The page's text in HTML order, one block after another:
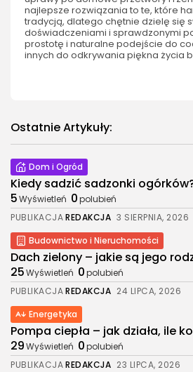
najlepsze rozwiązania to te, które
tradycją, dlatego chętnie dzielę się
doświadczeniami i sprawdzonymi
prostotę i naturalne podejście do
innych do odkrywania piękna życia
Ostatnie Artykuły:
Dom i Ogród
Kiedy sadzić sadzonki
5Wyświetleń 0polubień
PUBLIKACJAREDAKCJA 3 SIERPNIA, 2026
Budownictwo i Nieruchomości
Dach zielony – jakie są jego
25Wyświetleń 0polubień
PUBLIKACJAREDAKCJA 24 LIPCA, 2026
Energetyka
Pompa ciepła – jak działa, ile
29Wyświetleń 0polubień
PUBLIKACJAREDAKCJA 23 LIPCA, 2026